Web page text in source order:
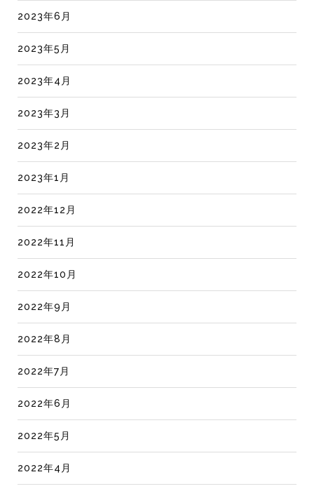
2023年6月
2023年5月
2023年4月
2023年3月
2023年2月
2023年1月
2022年12月
2022年11月
2022年10月
2022年9月
2022年8月
2022年7月
2022年6月
2022年5月
2022年4月